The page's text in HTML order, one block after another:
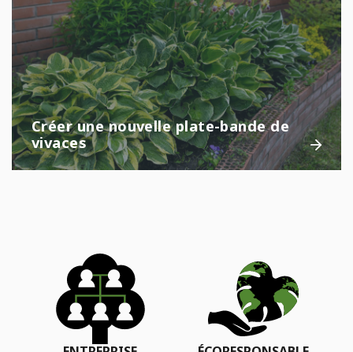
Créer une nouvelle plate-bande de
vivaces